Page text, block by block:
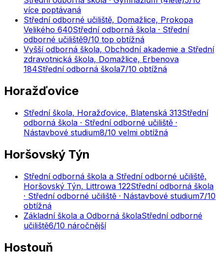
více poptávaná
Střední odborné učiliště, Domažlice, Prokopa
Velikého 640Střední odborná škola · Střední
odborné učiliště9/10 top obtížná
Vyšší odborná škola, Obchodní akademie a Střední
zdravotnická škola, Domažlice, Erbenova
184Střední odborná škola7/10 obtížná
Horažďovice
Střední škola, Horažďovice, Blatenská 313Střední
odborná škola · Střední odborné učiliště ·
Nástavbové studium8/10 velmi obtížná
Horšovský Týn
Střední odborná škola a Střední odborné učiliště,
Horšovský Týn, Littrowa 122Střední odborná škola
· Střední odborné učiliště · Nástavbové studium7/10
obtížná
Základní škola a Odborná školaStřední odborné
učiliště6/10 náročnější
Hostouň